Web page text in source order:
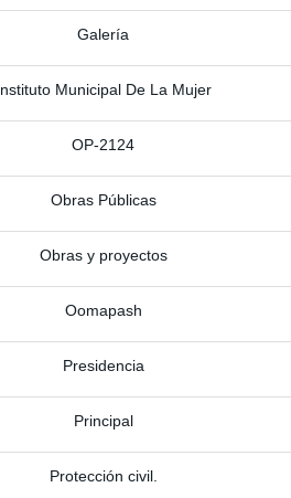
Galería
Instituto Municipal De La Mujer
OP-2124
Obras Públicas
Obras y proyectos
Oomapash
Presidencia
Principal
Protección civil.